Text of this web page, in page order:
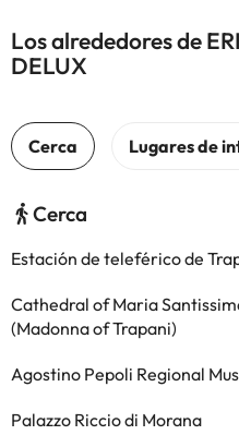
Los alrededores de
DELUX
Cerca
Estación de teleférico de
Cathedral of Maria
(Madonna of Trapani)
Agostino Pepoli Regional
Palazzo Riccio di Morana